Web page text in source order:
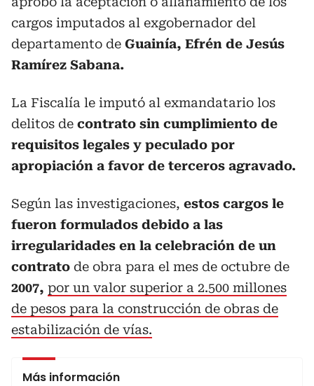
cargos imputados al exgobernador del
departamento de Guainía, Efrén de Jesús
Ramírez Sabana.
La Fiscalía le imputó al exmandatario los
delitos de contrato sin cumplimiento de
requisitos legales y peculado por
apropiación a favor de terceros agravado.
Según las investigaciones, estos cargos le
fueron formulados debido a las
irregularidades en la celebración de un
contrato de obra para el mes de octubre de
2007, por un valor superior a 2.500 millones
de pesos para la construcción de obras de
estabilización de vías.
Más información